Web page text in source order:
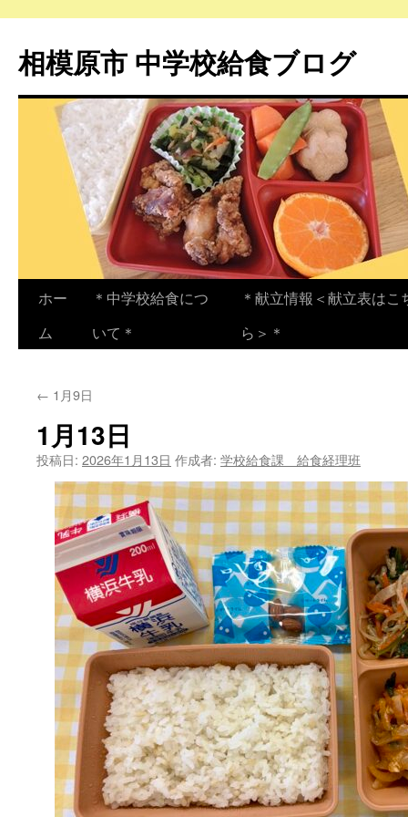
相模原市 中学校給食ブログ
ン
ツ
へ
ホー
ム
＊中学校給食につ
いて＊
＊献立情報＜献立表はこ
ら＞＊
← 1月9日
1月13日
投稿日: 2026年1月13日 作成者: 学校給食課 給食経理班